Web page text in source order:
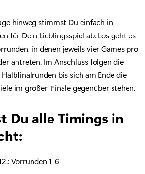
hinweg stimmst Du einfach in
für Dein Lieblingsspiel ab. Los geht es
in denen jeweils vier Games pro
antreten. Im Anschluss folgen die
bis sich am Ende die
im großen Finale gegenüber stehen.
Du alle Timings in
Vorrunden 1-6